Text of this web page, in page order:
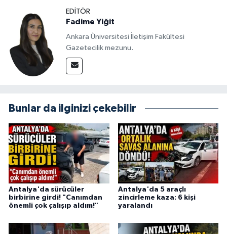
EDITÖR
Fadime Yiğit
Ankara Üniversitesi İletişim Fakültesi
Gazetecilik mezunu.
Bunlar da ilginizi çekebilir
Antalya'da sürücüler
birbirine girdi! "Canımdan
önemli çok çalışıp aldım!"
Antalya'da 5 araçlı
zincirleme kaza: 6 kişi
yaralandı